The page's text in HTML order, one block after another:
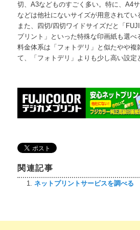
切、A3などものすごく多い。特に、A4
などは他社にないサイズが用意されてい
また、四切/四切ワイドサイズだと「
プリント」といった特殊な印画紙も選べ
料金体系は「フォトデリ」と似たやや複
て、「フォトデリ」よりも少し高い設定
関連記事
ネットプリントサービスを調べる